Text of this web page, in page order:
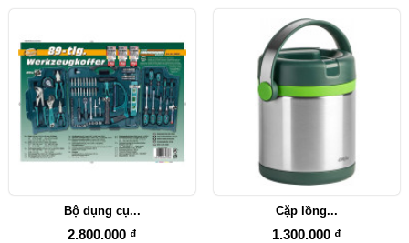
Bộ dụng cụ...
2.800.000 ₫
Cặp lồng...
1.300.000 ₫